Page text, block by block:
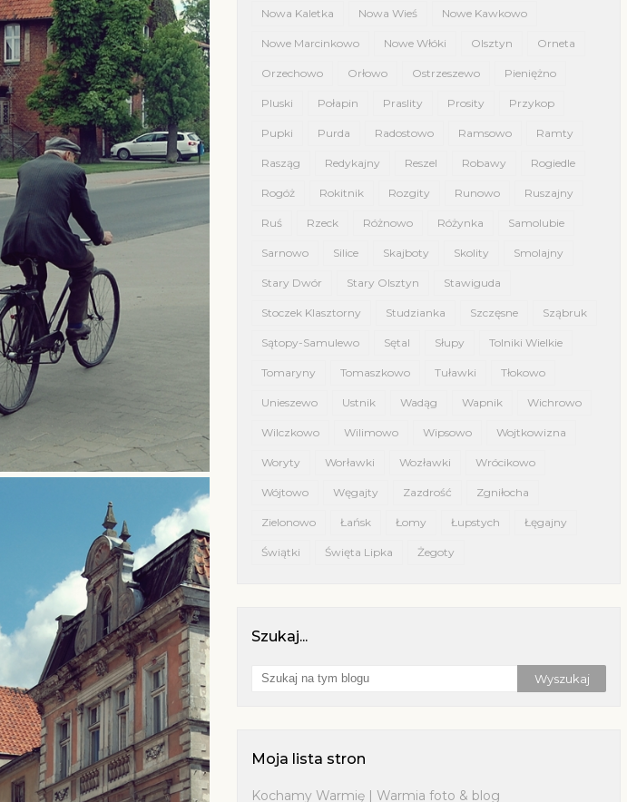
Nowa Kaletka Nowa Wieś Nowe Kawkowo
Nowe Marcinkowo Nowe Włóki Olsztyn Orneta
Orzechowo Orłowo Ostrzeszewo Pieniężno
Pluski Połapin Praslity Prosity Przykop
Pupki Purda Radostowo Ramsowo Ramty
Rasząg Redykajny Reszel Robawy Rogiedle
Rogóż Rokitnik Rozgity Runowo Ruszajny
Ruś Rzeck Różnowo Różynka Samolubie
Sarnowo Silice Skajboty Skolity Smolajny
Stary Dwór Stary Olsztyn Stawiguda
Stoczek Klasztorny Studzianka Szczęsne Sząbruk
Sątopy-Samulewo Sętal Słupy Tolniki Wielkie
Tomaryny Tomaszkowo Tuławki Tłokowo
Unieszewo Ustnik Wadąg Wapnik Wichrowo
Wilczkowo Wilimowo Wipsowo Wojtkowizna
Woryty Worławki Wozławki Wrócikowo
Wójtowo Węgajty Zazdrość Zgniłocha
Zielonowo Łańsk Łomy Łupstych Łęgajny
Świątki Święta Lipka Żegoty
Szukaj...
Moja lista stron
Kochamy Warmię | Warmia foto & blog